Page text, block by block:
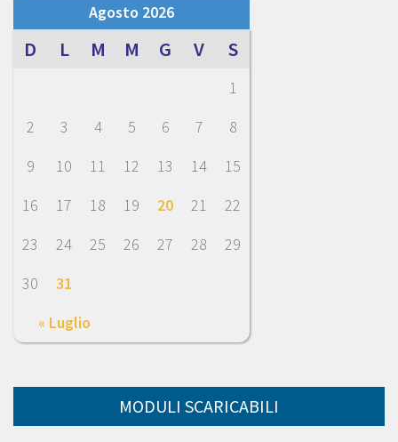
Agosto 2026
D L M M G V S
« Luglio
1
2
3 4 5 6 7
8
9
10 11 12 13 14
15
16
17 18 19 20 21
22
23
24 25 26 27 28
29
30
31
MODULI SCARICABILI